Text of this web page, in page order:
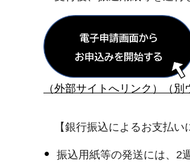
（外部サイトへリンク）（別
【銀行振込によるお支払い
振込用紙等の発送には、2